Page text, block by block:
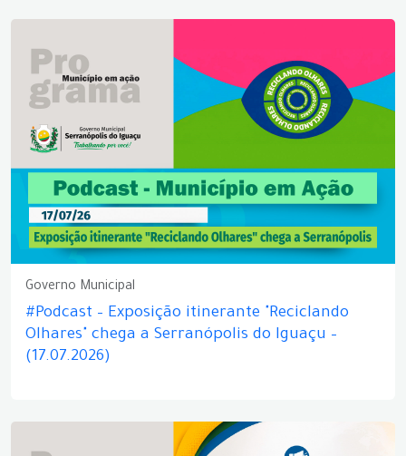
Governo Municipal
#Podcast – Exposição itinerante "Reciclando
Olhares" chega a Serranópolis do Iguaçu –
(17.07.2026)